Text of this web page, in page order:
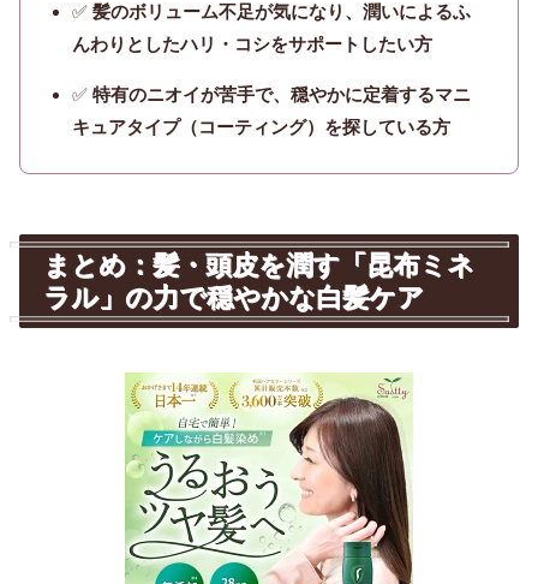
✅ 髪のボリューム不足が気になり、潤いによるふ
んわりとしたハリ・コシをサポートしたい方
✅ 特有のニオイが苦手で、穏やかに定着するマニ
キュアタイプ（コーティング）を探している方
まとめ：髪・頭皮を潤す「昆布ミネ
ラル」の力で穏やかな白髪ケア